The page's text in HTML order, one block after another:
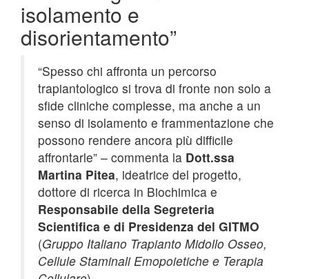
isolamento e
disorientamento”
“Spesso chi affronta un percorso
trapiantologico si trova di fronte non solo a
sfide cliniche complesse, ma anche a un
senso di isolamento e frammentazione che
possono rendere ancora più difficile
affrontarle” – commenta la Dott.ssa
Martina Pitea, ideatrice del progetto,
dottore di ricerca in Biochimica e
Responsabile della Segreteria
Scientifica e di Presidenza del GITMO
(Gruppo Italiano Trapianto Midollo Osseo,
Cellule Staminali Emopoietiche e Terapia